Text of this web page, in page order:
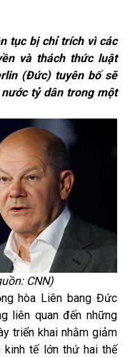
tục bị chỉ trích vì các
và thách thức luật
(Đức) tuyên bố sẽ
tỷ dân trong một
CNN)
hòa Liên bang Đức
liên quan đến những
triển khai nhằm giảm
tế lớn thứ hai thế